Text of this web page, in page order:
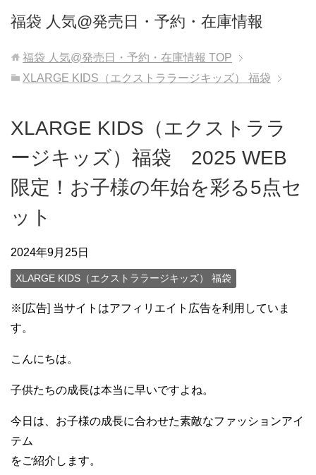
福袋 人気@発売日・予約・在庫情報
福袋 人気@発売日・予約・在庫情報 TOP
XLARGE KIDS（エクストララージキッズ） 福袋
XLARGE KIDS（エクストララ
ージキッズ）福袋 2025 WEB
限定！お子様の年始を彩る5点セ
ット
2024年9月25日
XLARGE KIDS（エクストララージキッズ） 福袋
※[広告] 当サイトはアフィリエイト広告を利用していま
す。
こんにちは。
子供たちの成長は本当に早いですよね。
今日は、お子様の成長に合わせた素敵なファッションアイ
テム
をご紹介します。